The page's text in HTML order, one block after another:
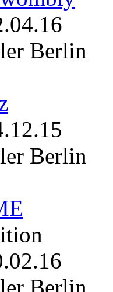
Berlin
Berlin
Berlin